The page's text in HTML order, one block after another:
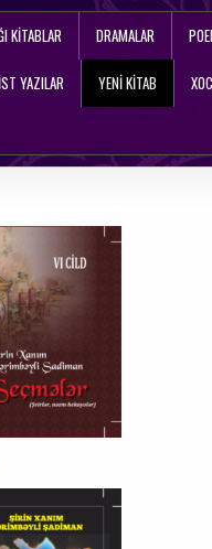
KITABLAR DRAMALAR
YAZILAR YENİ KİTAB